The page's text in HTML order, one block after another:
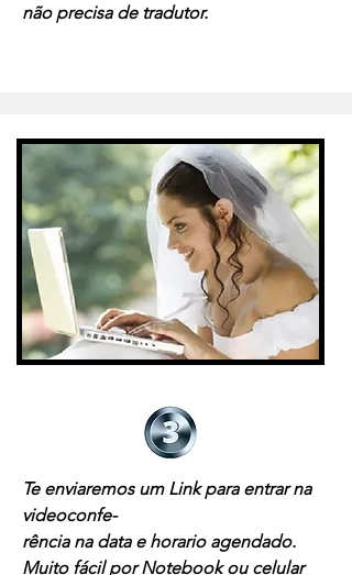
não precisa de tradutor.
Te enviaremos um Link para entrar na
videoconfe-
rência na data e horario agendado.
Muito fácil por Notebook ou celular